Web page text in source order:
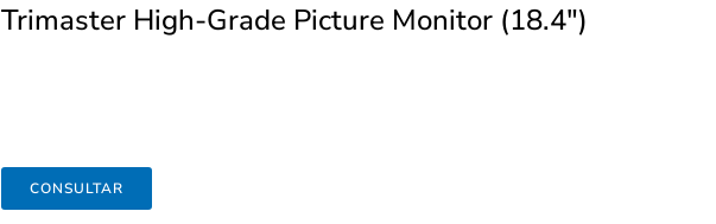
Trimaster High-Grade Picture Monitor (18.4″)
CONSULTAR